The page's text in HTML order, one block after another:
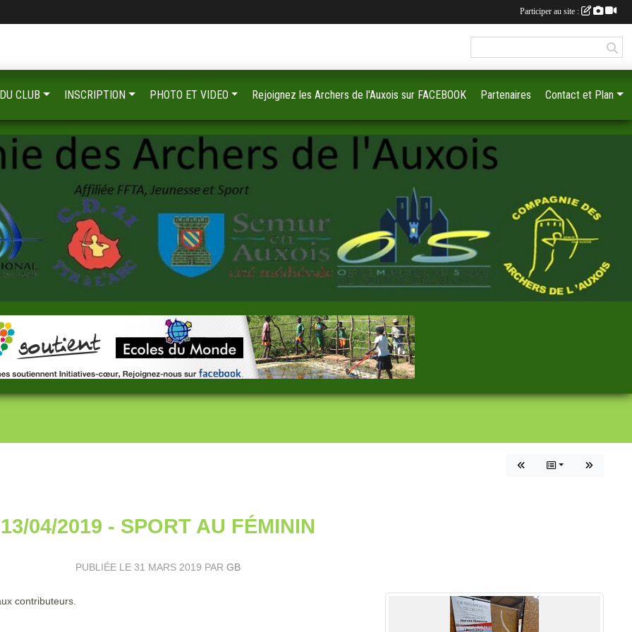
13/04/2019 - SPORT AU FÉMININ
PUBLIÉE LE 31 MARS 2019 PAR GB
contributeurs.
CLUB INSCRIPTION PHOTO ET VIDEO Rejoignez les Archers de l'Auxois sur FACEBOOK Partenaires Contact et Plan
Participer au site :